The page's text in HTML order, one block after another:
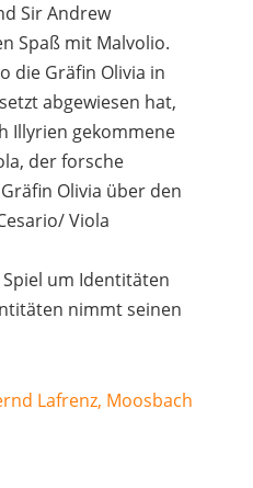
Sir Andrew
Spaß mit Malvolio.
die Gräfin Olivia in
abgewiesen hat,
Illyrien gekommene
der forsche
Olivia über den
Viola
um Identitäten
nimmt seinen
Lafrenz, Moosbach